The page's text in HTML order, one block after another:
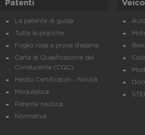
Patenti
La patente di guida
Tutte le pratiche
Foglio rosa e prove d’esame
Carta di Qualificazione del
Conducente (CQC)
Medici Certificatori - Novità
Modulistica
Patente nautica
Normativa